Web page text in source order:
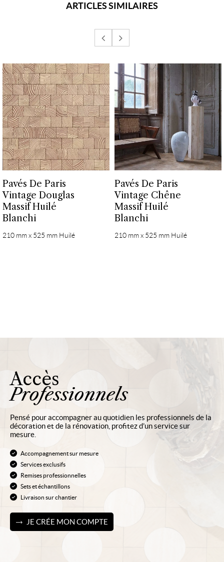
ARTICLES SIMILAIRES
Pavés De Paris
Vintage Douglas
Massif Huilé
Blanchi
210 mm x 525 mm Huilé
Pavés De Paris
Vintage Chêne
Massif Huilé
Blanchi
210 mm x 525 mm Huilé
Accès
Professionnels
Pensé pour accompagner au quotidien les professionnels de la
décoration et de la rénovation, profitez d’un service sur
mesure.
Accompagnement sur mesure
Services exclusifs
Remises professionnelles
Sets et échantillons
Livraison sur chantier
JE CRÉE MON COMPTE